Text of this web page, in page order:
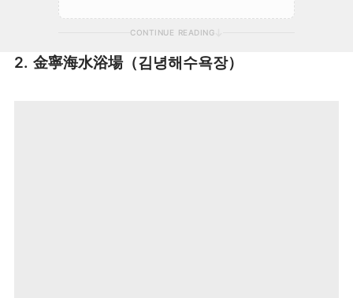
CONTINUE READING
2. 金寧海水浴場（김녕해수욕장）